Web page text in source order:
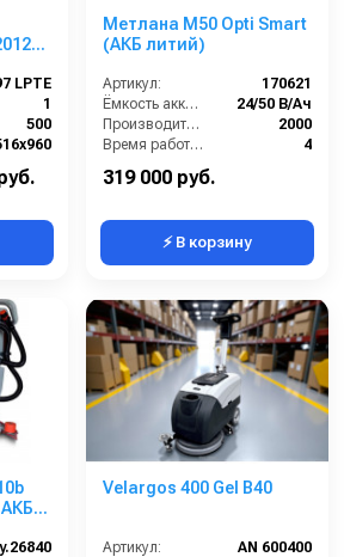
LPTE
1
500
Метлана М50 Opti Smart
(АКБ литий)
Артикул:
170621
Ёмкость аккумуляторов (Ач):
24/50 В/Ач
Производительность по площади (м2/ч):
2000
Время работы от аккумуляторов (ч):
4
319 000 руб.
⚡ В корзину
Velargos 400 Gel B40
Артикул:
AN 600400